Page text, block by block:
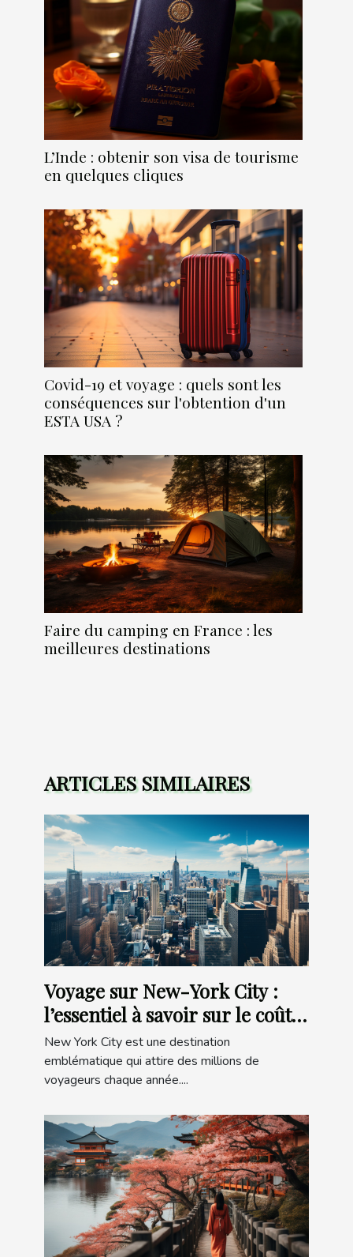
L’Inde : obtenir son visa de tourisme
en quelques cliques
Covid-19 et voyage : quels sont les
conséquences sur l'obtention d'un
ESTA USA ?
Faire du camping en France : les
meilleures destinations
ARTICLES SIMILAIRES
Voyage sur New-York City :
l’essentiel à savoir sur le coût
du transport des repas et des
activités
New York City est une destination
emblématique qui attire des millions de
voyageurs chaque année....